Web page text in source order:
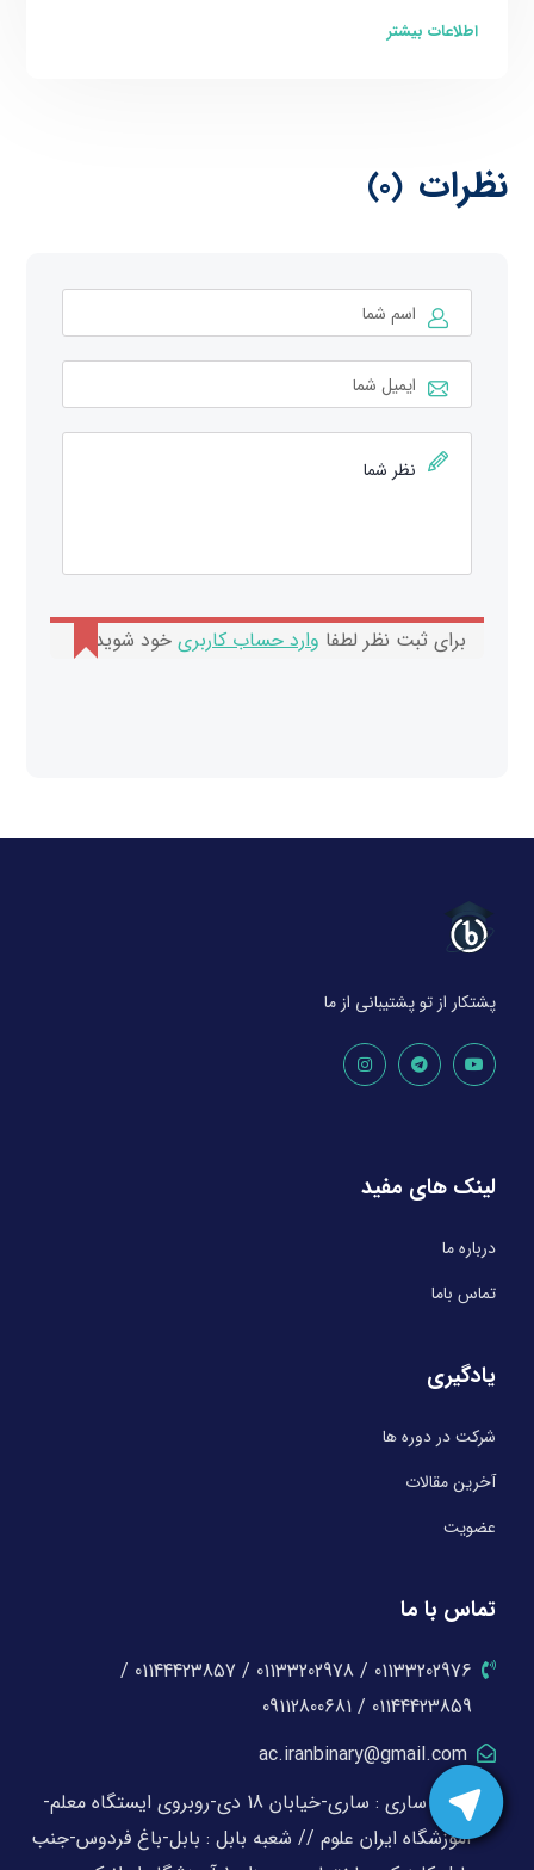
اطلاعات بیشتر
نظرات (0)
برای ثبت نظر لطفا وارد حساب کاربری خود شوید.
پشتکار از تو پشتیبانی از ما
لینک های مفید
درباره ما
تماس باما
یادگیری
شرکت در دوره ها
آخرین مقالات
عضویت
تماس با ما
01133202976 / 01133202978 / 01144423857 /
01144423859 / 09112800681
ac.iranbinary@gmail.com
شعبه ساری : ساری-خیابان 18 دی-روبروی ایستگاه معلم-
آموزشگاه ایران علوم // شعبه بابل : بابل-باغ فردوس-جنب